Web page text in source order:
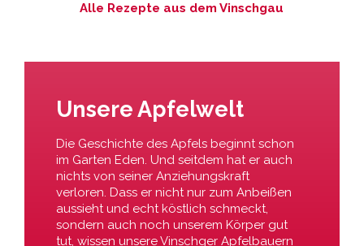
Alle Rezepte aus dem Vinschgau
Unsere Apfelwelt
Die Geschichte des Apfels beginnt schon
im Garten Eden. Und seitdem hat er auch
nichts von seiner Anziehungskraft
verloren. Dass er nicht nur zum Anbeißen
aussieht und echt köstlich schmeckt,
sondern auch noch unserem Körper gut
tut, wissen unsere Vinschger Apfelbauern